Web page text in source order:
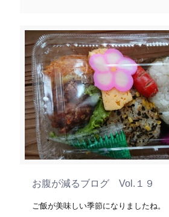
お腹が減るブログ Vol.１９
ご飯が美味しい季節になりましたね